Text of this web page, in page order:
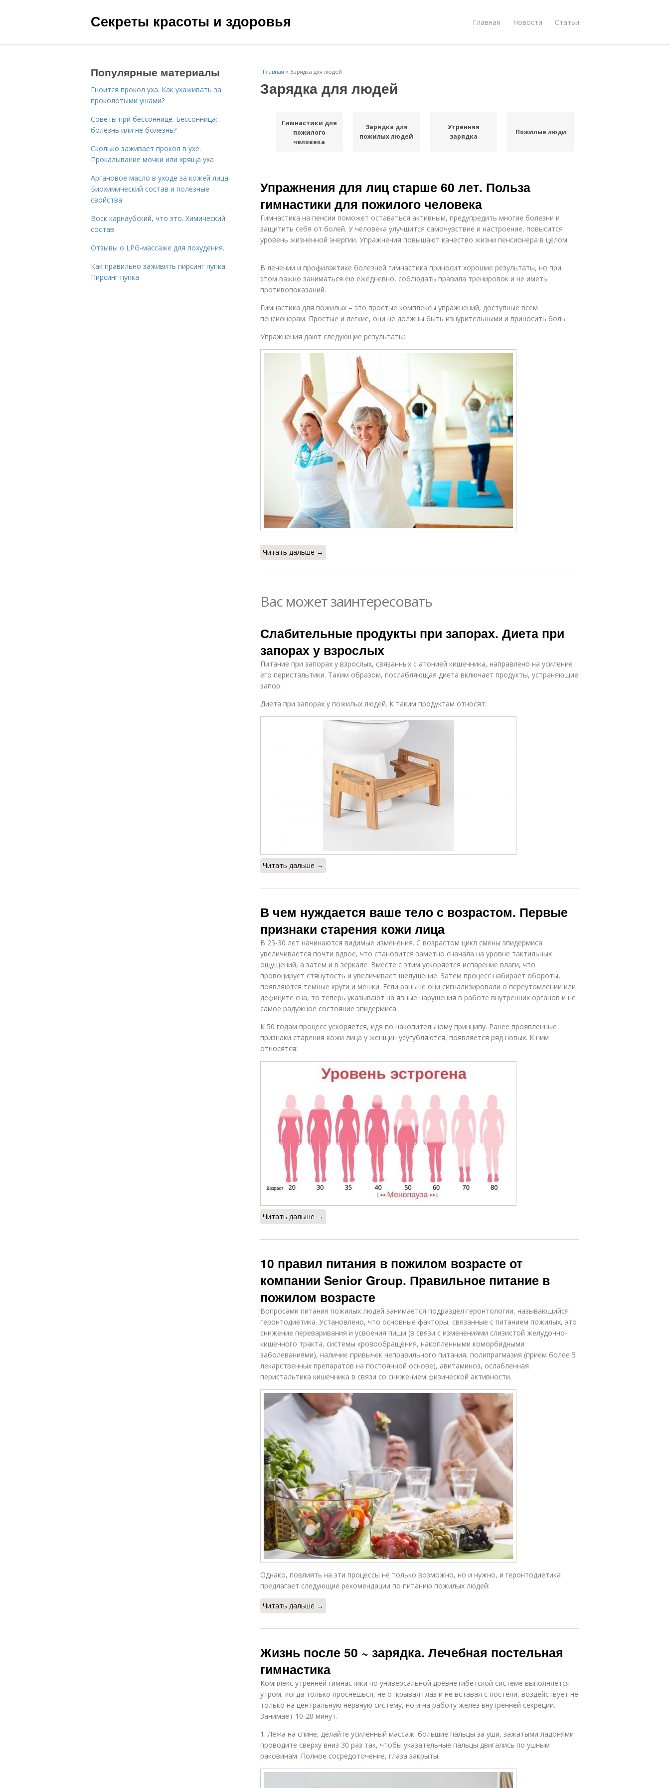
Секреты красоты и здоровья Главная Новости Статьи
Главная » Зарядка для людей
Зарядка для людей
Гимнастики для
пожилого
человека
Зарядка для
пожилых людей
Утренняя
зарядка
Пожилые люди
Упражнения для лиц старше 60 лет. Польза
гимнастики для пожилого человека
Гимнастика на пенсии поможет оставаться активным, предупредить многие болезни и
защитить себя от болей. У человека улучшится самочувствие и настроение, повысится
уровень жизненной энергии. Упражнения повышают качество жизни пенсионера в целом.
В лечении и профилактике болезней гимнастика приносит хорошие результаты, но при
этом важно заниматься ею ежедневно, соблюдать правила тренировок и не иметь
противопоказаний.
Гимнастика для пожилых – это простые комплексы упражнений, доступные всем
пенсионерам. Простые и легкие, они не должны быть изнурительными и приносить боль.
Упражнения дают следующие результаты:
Читать дальше →
Вас может заинтересовать
Слабительные продукты при запорах. Диета при
запорах у взрослых
Питание при запорах у взрослых, связанных с атонией кишечника, направлено на усиление
его перистальтики. Таким образом, послабляющая диета включает продукты, устраняющие
запор.
Диета при запорах у пожилых людей. К таким продуктам относят:
Читать дальше →
В чем нуждается ваше тело с возрастом. Первые
признаки старения кожи лица
В 25-30 лет начинаются видимые изменения. С возрастом цикл смены эпидермиса
увеличивается почти вдвое, что становится заметно сначала на уровне тактильных
ощущений, а затем и в зеркале. Вместе с этим ускоряется испарение влаги, что
провоцирует стянутость и увеличивает шелушение. Затем процесс набирает обороты,
появляются темные круги и мешки. Если раньше они сигнализировали о переутомлении или
дефиците сна, то теперь указывают на явные нарушения в работе внутренних органов и не
самое радужное состояние эпидермиса.
К 50 годам процесс ускоряется, идя по накопительному принципу. Ранее проявленные
признаки старения кожи лица у женщин усугубляются, появляется ряд новых. К ним
относятся:
Читать дальше →
10 правил питания в пожилом возрасте от
компании Senior Group. Правильное питание в
пожилом возрасте
Вопросами питания пожилых людей занимается подраздел геронтологии, называющийся
геронтодиетика. Установлено, что основные факторы, связанные с питанием пожилых, это
снижение переваривания и усвоения пищи (в связи с изменениями слизистой желудочно-
кишечного тракта, системы кровообращения, накопленными коморбидными
заболеваниями), наличие привычек неправильного питания, полипрагмазия (прием более 5
лекарственных препаратов на постоянной основе), авитаминоз, ослабленная
перистальтика кишечника в связи со снижением физической активности.
Однако, повлиять на эти процессы не только возможно, но и нужно, и геронтодиетика
предлагает следующие рекомендации по питанию пожилых людей:
Читать дальше →
Жизнь после 50 ~ зарядка. Лечебная постельная
гимнастика
Комплекс утренней гимнастики по универсальной древнетибетской системе выполняется
утром, когда только проснешься, не открывая глаз и не вставая с постели, воздействует не
только на центральную нервную систему, но и на работу желез внутренней секреции.
Занимает 10-20 минут.
1. Лежа на спине, делайте усиленный массаж: большие пальцы за уши, зажатыми ладонями
проводите сверху вниз 30 раз так, чтобы указательные пальцы двигались по ушным
раковинам. Полное сосредоточение, глаза закрыты.
Популярные материалы
Гноится прокол уха. Как ухаживать за
проколотыми ушами?
Советы при бессоннице. Бессонница:
болезнь или не болезнь?
Сколько заживает прокол в ухе.
Прокалывание мочки или хряща уха
Аргановое масло в уходе за кожей лица.
Биохимический состав и полезные
свойства
Воск карнаубский, что это. Химический
состав
Отзывы о LPG-массаже для похудения.
Как правильно заживить пирсинг пупка.
Пирсинг пупка